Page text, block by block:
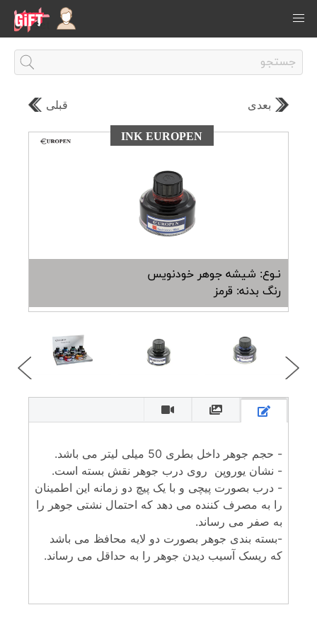
قبلی بعدی
INK EUROPEN
نـوع: شیشه جوهر خودنویس
رنگ بدنه: قرمز
- حجم جوهر داخل بطری 50 میلی لیتر می باشد.
- نشان یوروپن روی درب جوهر نقش بسته است.
- درب بصورت پیچی و با یک پیچ دو زمانه این اطمینان
را به مصرف کننده می دهد که احتمال نشتی جوهر را
به صفر می رساند.
-بسته بندی جوهر بصورت دو لایه محافظ می باشد
که ریسک آسیب دیدن جوهر را به حداقل می رساند.